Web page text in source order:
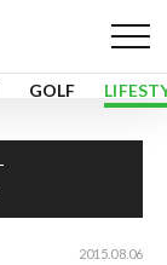
GOLF
2015.08.06